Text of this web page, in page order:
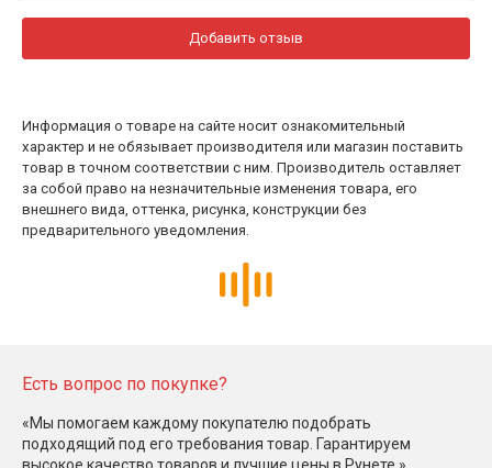
Добавить отзыв
Информация о товаре на сайте носит ознакомительный
характер и не обязывает производителя или магазин поставить
товар в точном соответствии с ним. Производитель оставляет
за собой право на незначительные изменения товара, его
внешнего вида, оттенка, рисунка, конструкции без
предварительного уведомления.
Есть вопрос по покупке?
«Мы помогаем каждому покупателю подобрать
подходящий под его требования товар. Гарантируем
высокое качество товаров и лучшие цены в Рунете.»